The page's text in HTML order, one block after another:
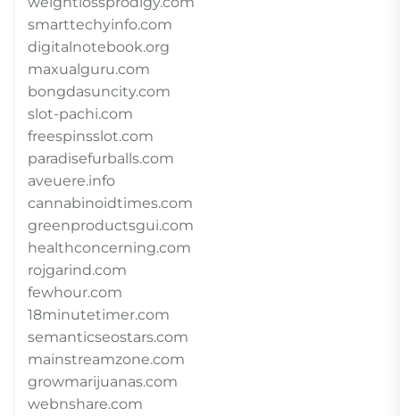
smarttechyinfo.com
digitalnotebook.org
maxualguru.com
bongdasuncity.com
slot-pachi.com
freespinsslot.com
paradisefurballs.com
aveuere.info
cannabinoidtimes.com
greenproductsgui.com
healthconcerning.com
rojgarind.com
fewhour.com
18minutetimer.com
semanticseostars.com
mainstreamzone.com
growmarijuanas.com
webnshare.com